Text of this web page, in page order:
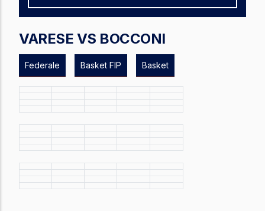
VARESE VS BOCCONI
Federale Basket FIP Basket